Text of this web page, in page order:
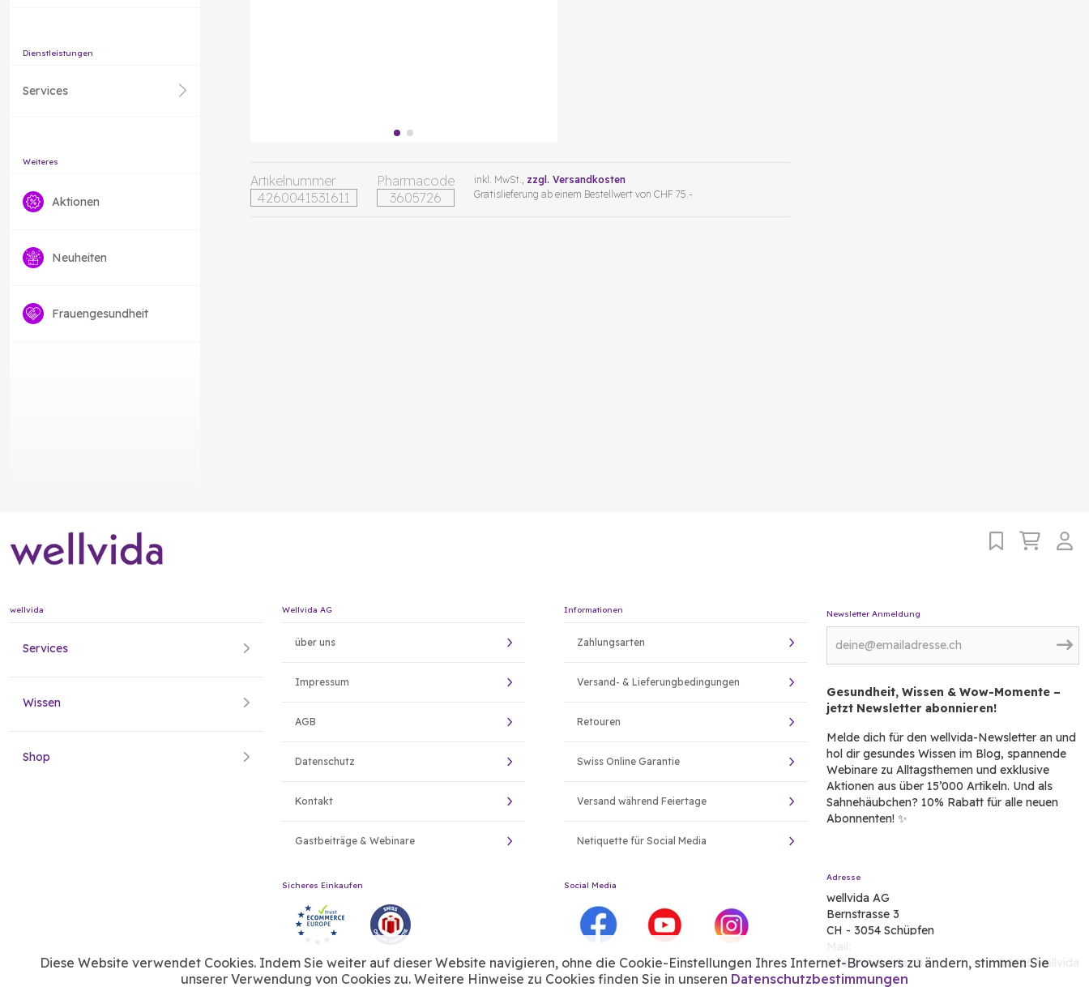
Diese Website verwendet Cookies. Indem Sie weiter auf dieser Website navigieren, ohne die Cookie-Einstellungen Ihres Internet-Browsers zu ändern, stimmen Sie
unserer Verwendung von Cookies zu. Weitere Hinweise zu Cookies finden Sie in unseren Datenschutzbestimmungen
Dienstleistungen
Services
Weiteres
Aktionen
Neuheiten
Frauengesundheit
Artikelnummer
4260041531611
Pharmacode
3605726
inkl. MwSt., zzgl. Versandkosten
Gratislieferung ab einem Bestellwert von CHF 75.-
wellvida
Services
Wissen
Shop
Wellvida AG
über uns
Impressum
AGB
Datenschutz
Kontakt
Gastbeiträge & Webinare
Informationen
Zahlungsarten
Versand- & Lieferungbedingungen
Retouren
Swiss Online Garantie
Versand während Feiertage
Netiquette für Social Media
Sicheres Einkaufen Social Media
Newsletter Anmeldung
Gesundheit, Wissen & Wow-Momente –
jetzt Newsletter abonnieren!
Melde dich für den wellvida-Newsletter an und
hol dir gesundes Wissen im Blog, spannende
Webinare zu Alltagsthemen und exklusive
Aktionen aus über 15’000 Artikeln. Und als
Sahnehäubchen? 10% Rabatt für alle neuen
Abonnenten! ✨
Adresse
wellvida AG
Bernstrasse 3
CH - 3054 Schüpfen
info@wellvida.ch
©2026 wellvida